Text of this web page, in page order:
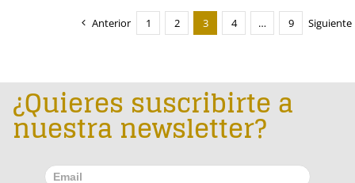
Anterior 1 2 3 4 … 9 Siguiente
¿Quieres suscribirte a
nuestra newsletter?